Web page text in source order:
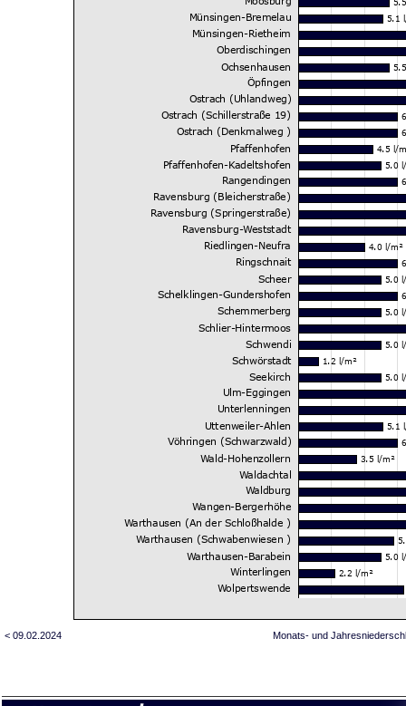
< 09.02.2024 Monats- und